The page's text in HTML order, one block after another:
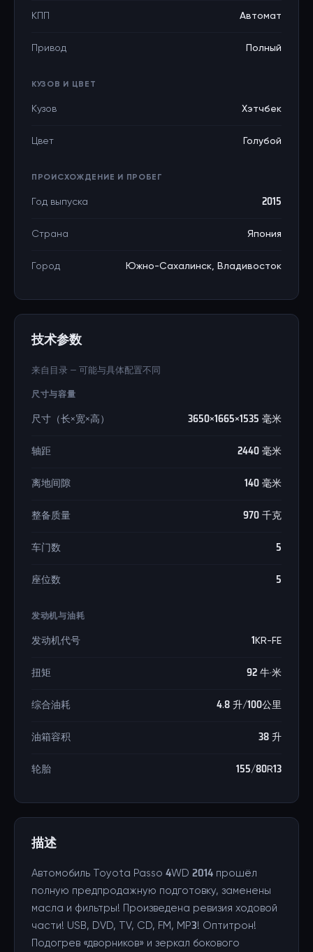
КПП Автомат
Привод Полный
КУЗОВ И ЦВЕТ
Кузов Хэтчбек
Цвет Голубой
ПРОИСХОЖДЕНИЕ И ПРОБЕГ
Год выпуска 2015
Страна Япония
Город Южно-Сахалинск, Владивосток
技术参数
来自目录 — 可能与具体配置不同
尺寸与容量
尺寸（长×宽×高） 3650×1665×1535 毫米
轴距 2440 毫米
离地间隙 140 毫米
整备质量 970 千克
车门数 5
座位数 5
发动机与油耗
发动机代号 1KR-FE
扭矩 92 牛·米
综合油耗 4.8 升/100公里
油箱容积 38 升
轮胎 155/80R13
描述
Автомобиль Toyota Passo 4WD 2014 прошёл
полную предпродажную подготовку, заменены
масла и фильтры! Произведена ревизия ходовой
части! USB, DVD, TV, CD, FM, MP3! Оптитрон!
Подогрев «дворников» и зеркал бокового